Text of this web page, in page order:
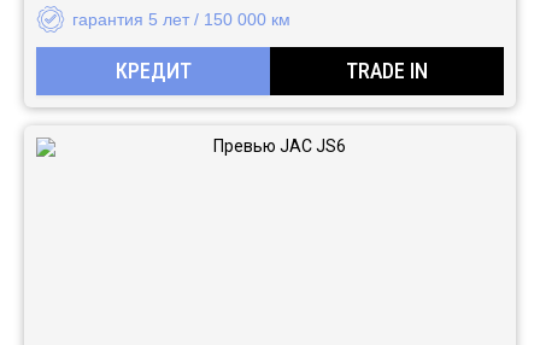
гарантия 5 лет / 150 000 км
КРЕДИТ TRADE IN